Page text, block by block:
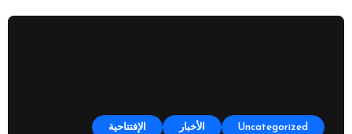
Uncategorized الأخبار الإفتتاحية